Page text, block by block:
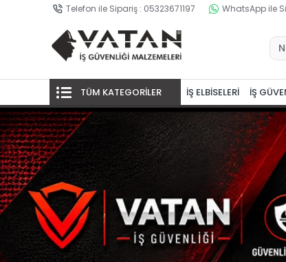
Telefon ile Sipariş : 05323671197 WhatsApp ile
TÜM KATEGORİLER İŞ ELBİSELERİ İŞ